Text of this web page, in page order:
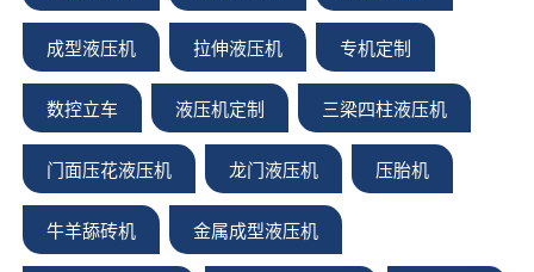
成型液压机 拉伸液压机 专机定制
数控立车 液压机定制 三梁四柱液压机
门面压花液压机 龙门液压机 压胎机
牛羊舔砖机 金属成型液压机